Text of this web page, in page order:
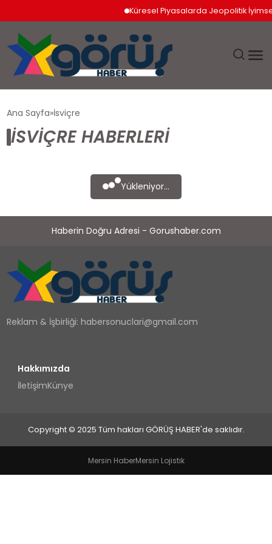
Küresel Piyasalarda Jeopolitik
EKONOMI
SPOR
TEKNOLOJI
YAŞAM
Ana Sayfa İsviçre
İSVIÇRE HABERLERI
Yükleniyor...
Haberin Doğru Adresi - Gorushaber.com
Reklam & İşbirliği:habersonuclari@gmail.com
Hakkımızda
İletişimKünye
Copyright © 2025 Tüm hakları GÖRÜŞ HABER'de saklıdır.
Mersin HaberMersin Lojistik